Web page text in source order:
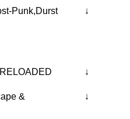
Punk,Durst
&